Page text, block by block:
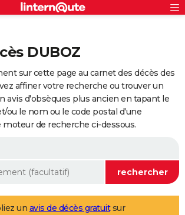
ville
DUBOZ
sur cette page au carnet des décès des
affiner votre recherche ou trouver un
avis d'obsèques plus ancien en tapant le
ou le nom ou le code postal d'une
de recherche ci-dessous.
un avis de décès gratuitsur